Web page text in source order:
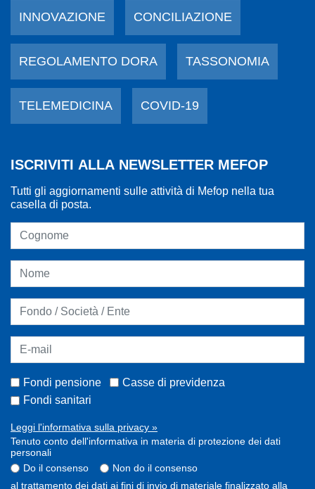
INNOVAZIONE CONCILIAZIONE
REGOLAMENTO DORA TASSONOMIA
TELEMEDICINA COVID-19
ISCRIVITI ALLA NEWSLETTER MEFOP
Tutti gli aggiornamenti sulle attività di Mefop nella tua
casella di posta.
Fondi pensione
Casse di previdenza
Fondi sanitari
Leggi l'informativa sulla privacy »
Tenuto conto dell'informativa in materia di protezione dei dati
personali
Do il consenso
Non do il consenso
al trattamento dei dati ai fini di invio di materiale finalizzato alla